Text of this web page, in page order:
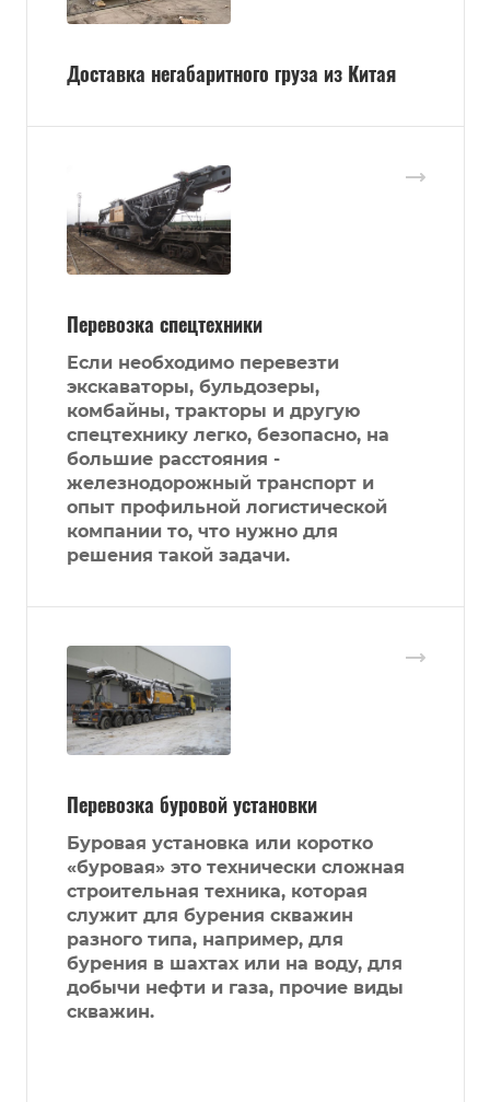
Доставка негабаритного груза из Китая
Перевозка спецтехники
Если необходимо перевезти
экскаваторы, бульдозеры,
комбайны, тракторы и другую
спецтехнику легко, безопасно, на
большие расстояния -
железнодорожный транспорт и
опыт профильной логистической
компании то, что нужно для
решения такой задачи.
Перевозка буровой установки
Буровая установка или коротко
«буровая» это технически сложная
строительная техника, которая
служит для бурения скважин
разного типа, например, для
бурения в шахтах или на воду, для
добычи нефти и газа, прочие виды
скважин.